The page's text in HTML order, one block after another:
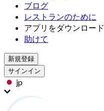
ブログ
レストランのために
アプリをダウンロード
助けて
新規登録
サインイン
jp